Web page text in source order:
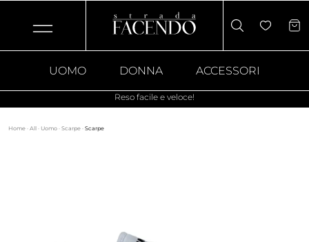
UOMO DONNA ACCESSORI
Reso facile e veloce!
Home · All · Uomo · Scarpe · Scarpe